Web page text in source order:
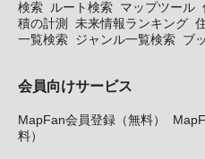
検索 ルート検索 マップツール
積の計測
未来情報ランキング
一覧検索 ジャンル一覧検索 ブ
会員向けサービス
MapFan会員登録（無料）
料）